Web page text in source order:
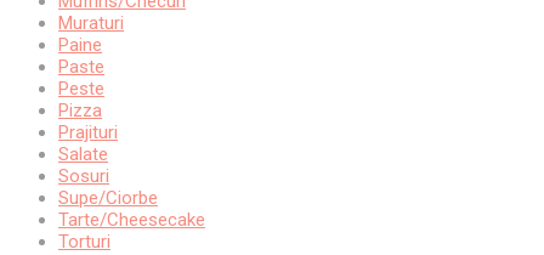
Muraturi
Paine
Paste
Peste
Pizza
Prajituri
Salate
Sosuri
Supe/Ciorbe
Tarte/Cheesecake
Torturi